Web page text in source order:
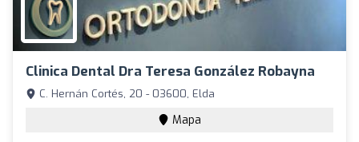
Clinica Dental Dra Teresa González Robayna
C. Hernán Cortés, 20 - 03600, Elda
Mapa